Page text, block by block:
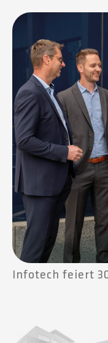
Infotech feiert